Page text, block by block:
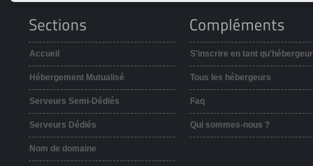
Accueil
Hébergement Mutualisé
Serveurs Semi-Dédiés
Serveurs Dédiés
Nom de domaine
S'inscrire en tant qu'hébergeur
Tous les hébergeurs
Faq
Qui sommes-nous ?